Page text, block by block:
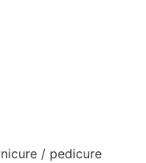
/ pedicure